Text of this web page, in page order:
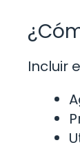
Incluir